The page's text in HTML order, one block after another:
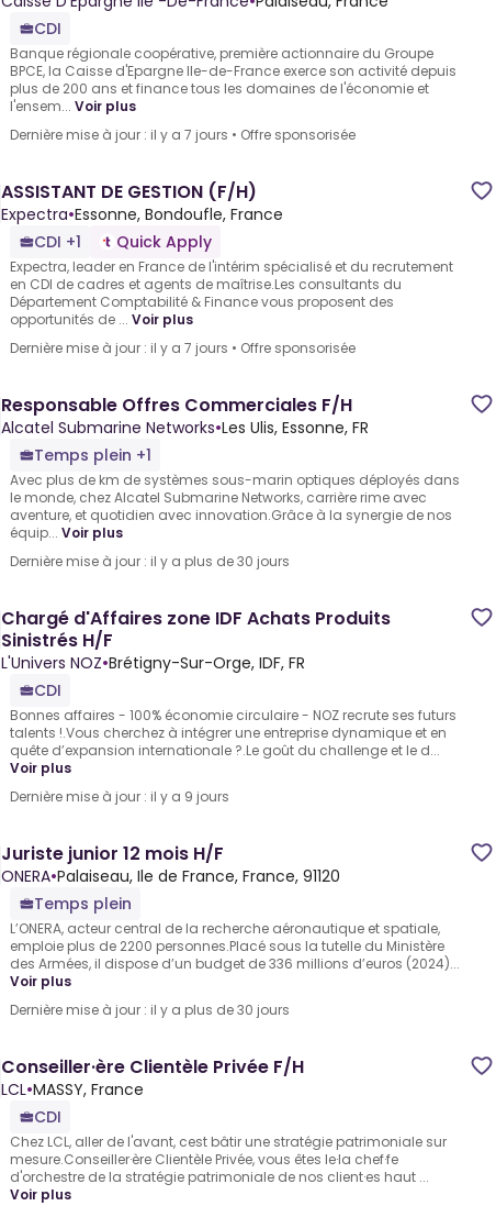
CDI
Banque régionale coopérative, première actionnaire du Groupe
BPCE, la Caisse d'Epargne Ile-de-France exerce son activité depuis
plus de 200 ans et finance tous les domaines de l'économie et
l'ensem... Voir plus
Dernière mise à jour : il y a 7 jours • Offre sponsorisée
ASSISTANT DE GESTION (F/H)
Expectra•Essonne, Bondoufle, France
CDI +1
Quick Apply
Expectra, leader en France de l'intérim spécialisé et du recrutement
en CDI de cadres et agents de maîtrise.Les consultants du
Département Comptabilité & Finance vous proposent des
opportunités de ... Voir plus
Dernière mise à jour : il y a 7 jours • Offre sponsorisée
Responsable Offres Commerciales F/H
Alcatel Submarine Networks•Les Ulis, Essonne, FR
Temps plein +1
Avec plus de km de systèmes sous-marin optiques déployés dans
le monde, chez Alcatel Submarine Networks, carrière rime avec
aventure, et quotidien avec innovation.Grâce à la synergie de nos
équip... Voir plus
Dernière mise à jour : il y a plus de 30 jours
Chargé d'Affaires zone IDF Achats Produits
Sinistrés H/F
L'Univers NOZ•Brétigny-Sur-Orge, IDF, FR
CDI
Bonnes affaires - 100% économie circulaire - NOZ recrute ses futurs
talents !.Vous cherchez à intégrer une entreprise dynamique et en
quête d’expansion internationale ?.Le goût du challenge et le d...
Voir plus
Dernière mise à jour : il y a 9 jours
Juriste junior 12 mois H/F
ONERA•Palaiseau, Ile de France, France, 91120
Temps plein
L’ONERA, acteur central de la recherche aéronautique et spatiale,
emploie plus de 2200 personnes.Placé sous la tutelle du Ministère
des Armées, il dispose d’un budget de 336 millions d’euros (2024)...
Voir plus
Dernière mise à jour : il y a plus de 30 jours
Conseiller·ère Clientèle Privée F/H
LCL•MASSY, France
CDI
Chez LCL, aller de l'avant, cest bâtir une stratégie patrimoniale sur
mesure.Conseiller·ère Clientèle Privée, vous êtes le·la chef·fe
d'orchestre de la stratégie patrimoniale de nos client·es haut ...
Voir plus